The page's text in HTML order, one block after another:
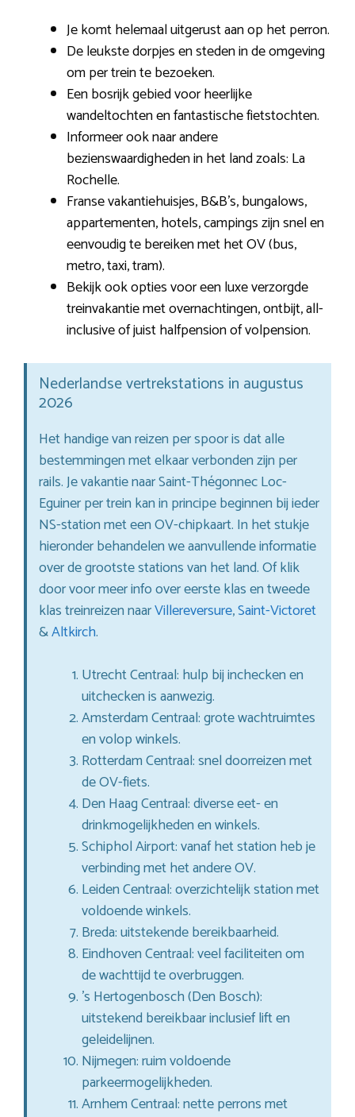
Je komt helemaal uitgerust aan op het perron.
De leukste dorpjes en steden in de omgeving
om per trein te bezoeken.
Een bosrijk gebied voor heerlijke
wandeltochten en fantastische fietstochten.
Informeer ook naar andere
bezienswaardigheden in het land zoals: La
Rochelle.
Franse vakantiehuisjes, B&B’s, bungalows,
appartementen, hotels, campings zijn snel en
eenvoudig te bereiken met het OV (bus,
metro, taxi, tram).
Bekijk ook opties voor een luxe verzorgde
treinvakantie met overnachtingen, ontbijt, all-
inclusive of juist halfpension of volpension.
Nederlandse vertrekstations in augustus
2026
Het handige van reizen per spoor is dat alle
bestemmingen met elkaar verbonden zijn per
rails. Je vakantie naar Saint-Thégonnec Loc-
Eguiner per trein kan in principe beginnen bij ieder
NS-station met een OV-chipkaart. In het stukje
hieronder behandelen we aanvullende informatie
over de grootste stations van het land. Of klik
door voor meer info over eerste klas en tweede
klas treinreizen naarVillereversure,Saint-Victoret
&Altkirch.
Utrecht Centraal: hulp bij inchecken en
uitchecken is aanwezig.
Amsterdam Centraal: grote wachtruimtes
en volop winkels.
Rotterdam Centraal: snel doorreizen met
de OV-fiets.
Den Haag Centraal: diverse eet- en
drinkmogelijkheden en winkels.
Schiphol Airport: vanaf het station heb je
verbinding met het andere OV.
Leiden Centraal: overzichtelijk station met
voldoende winkels.
Breda: uitstekende bereikbaarheid.
Eindhoven Centraal: veel faciliteiten om
de wachttijd te overbruggen.
’s Hertogenbosch (Den Bosch):
uitstekend bereikbaar inclusief lift en
geleidelijnen.
Nijmegen: ruim voldoende
parkeermogelijkheden.
Arnhem Centraal: nette perrons met